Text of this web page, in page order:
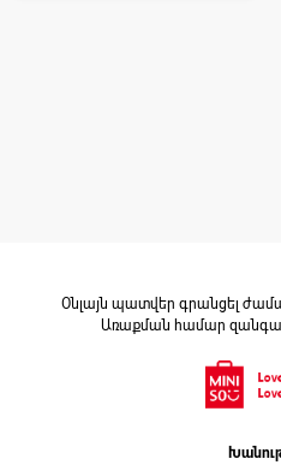
Օնլայն պատվեր գրանցել
Առաքման համար